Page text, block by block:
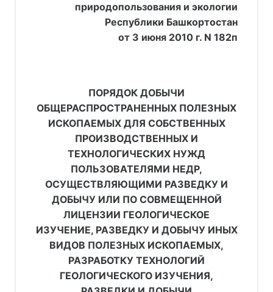
природопользования и экологии
Республики Башкортостан
от 3 июня 2010 г. N 182п
ПОРЯДОК ДОБЫЧИ
ОБЩЕРАСПРОСТРАНЕННЫХ ПОЛЕЗНЫХ
ИСКОПАЕМЫХ ДЛЯ СОБСТВЕННЫХ
ПРОИЗВОДСТВЕННЫХ И
ТЕХНОЛОГИЧЕСКИХ НУЖД
ПОЛЬЗОВАТЕЛЯМИ НЕДР,
ОСУЩЕСТВЛЯЮЩИМИ РАЗВЕДКУ И
ДОБЫЧУ ИЛИ ПО СОВМЕЩЕННОЙ
ЛИЦЕНЗИИ ГЕОЛОГИЧЕСКОЕ
ИЗУЧЕНИЕ, РАЗВЕДКУ И ДОБЫЧУ ИНЫХ
ВИДОВ ПОЛЕЗНЫХ ИСКОПАЕМЫХ,
РАЗРАБОТКУ ТЕХНОЛОГИЙ
ГЕОЛОГИЧЕСКОГО ИЗУЧЕНИЯ,